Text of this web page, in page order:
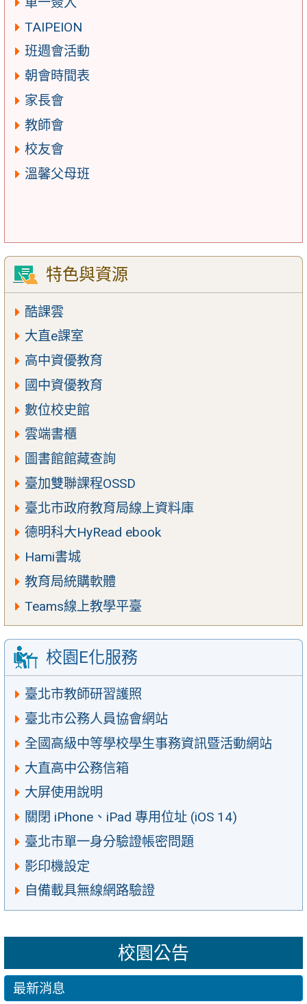
TAIPEION
班週會活動
朝會時間表
家長會
教師會
校友會
溫馨父母班
特色與資源
酷課雲
大直e課室
高中資優教育
國中資優教育
數位校史館
雲端書櫃
圖書館館藏查詢
臺加雙聯課程OSSD
臺北市政府教育局線上資料庫
德明科大HyRead ebook
Hami書城
教育局統購軟體
Teams線上教學平臺
校園E化服務
臺北市教師研習護照
臺北市公務人員協會網站
全國高級中等學校學生事務資訊暨活動網站
大直高中公務信箱
大屏使用說明
關閉 iPhone、iPad 專用位址 (iOS 14)
臺北市單一身分驗證帳密問題
影印機設定
自備載具無線網路驗證
校園公告
最新消息